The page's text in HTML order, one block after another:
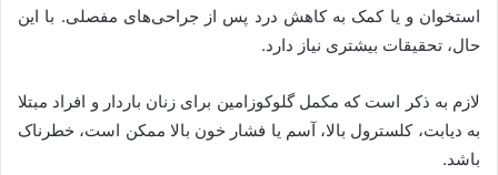
استخوان و یا کمک به کاهش درد پس از جراحی‌های مفصلی. با این
حال، تحقیقات بیشتری نیاز دارد.
لازم به ذکر است که مکمل گلوکوزامین برای زنان باردار و افراد مبتلا
به دیابت، کلسترول بالا، آسم یا فشار خون بالا ممکن است، خطرناک
باشد.